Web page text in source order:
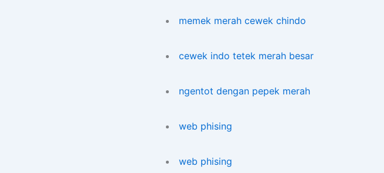
memek merah cewek chindo
cewek indo tetek merah besar
ngentot dengan pepek merah
web phising
web phising